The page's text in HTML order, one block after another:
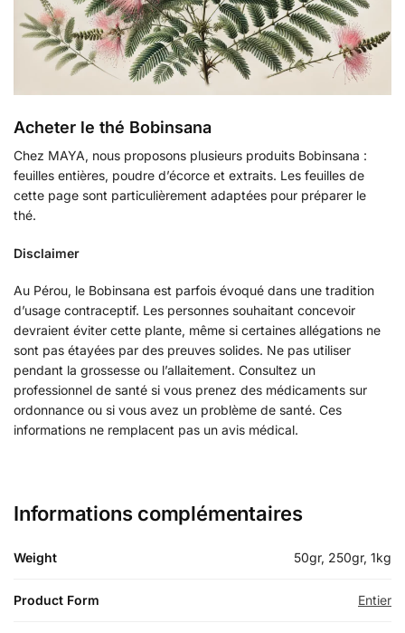
Acheter le thé Bobinsana
Chez MAYA, nous proposons plusieurs produits Bobinsana :
feuilles entières, poudre d’écorce et extraits. Les feuilles de
cette page sont particulièrement adaptées pour préparer le
thé.
Disclaimer
Au Pérou, le Bobinsana est parfois évoqué dans une tradition
d’usage contraceptif. Les personnes souhaitant concevoir
devraient éviter cette plante, même si certaines allégations ne
sont pas étayées par des preuves solides. Ne pas utiliser
pendant la grossesse ou l’allaitement. Consultez un
professionnel de santé si vous prenez des médicaments sur
ordonnance ou si vous avez un problème de santé. Ces
informations ne remplacent pas un avis médical.
Informations complémentaires
Weight 50gr, 250gr, 1kg
Product Form Entier